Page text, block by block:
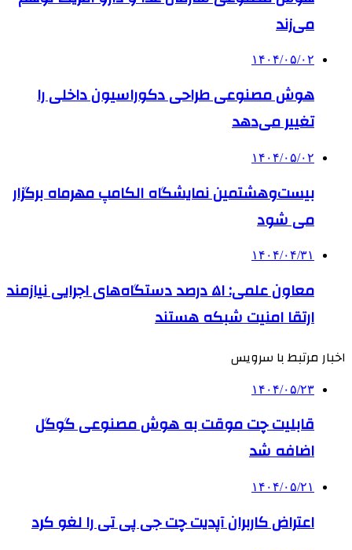
می‌زند
۱۴۰۴/۰۵/۰۲
هوش مصنوعی طراحی دکوراسیون داخلی را
تغییر می‌دهد
۱۴۰۴/۰۵/۰۲
بیست‌وهشتمین نمایشگاه الکامپ مهرماه برگزار
می شود
۱۴۰۴/۰۴/۳۱
معاون علمی: ۵۱ درصد دستگاه‌های اجرایی نیازمند
ارتقا امنیت شبکه هستند
اخبار مرتبط با سرویس
۱۴۰۴/۰۵/۲۳
قابلیت چت موقت به هوش مصنوعی گوگل
اضافه شد
۱۴۰۴/۰۵/۲۱
اعتراض کاربران آپدیت چت جی پی تی را لغو کرد